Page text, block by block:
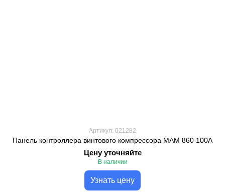
Артикул: 021282
Панель контроллера винтового компрессора МАМ 860 100А
Цену уточняйте
В наличии
Узнать цену